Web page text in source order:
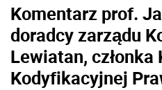
Komentarz prof.
doradcy zarządu
Lewiatan, członka
Kodyfikacyjnej